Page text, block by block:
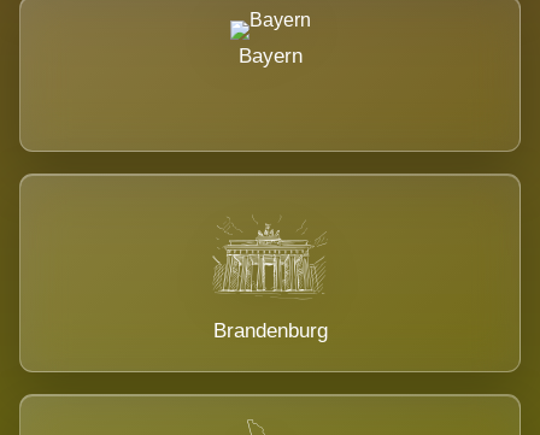
Bayern
Brandenburg